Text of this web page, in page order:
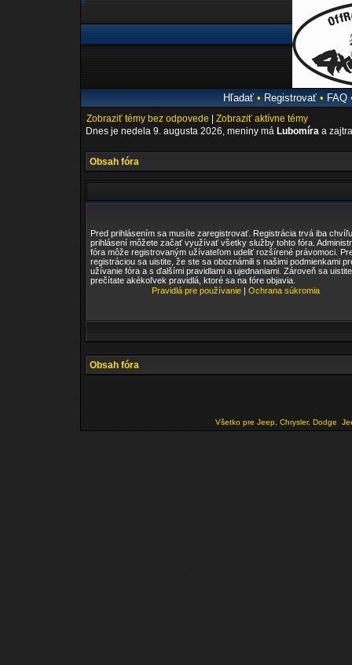
Hľadať• Registrovať• FAQ
Zobraziť témy bez odpovede
Zobraziť aktívne témy
Dnes je nedela 9. augusta 2026, meniny má Lubomíra a
Obsah fóra
Pred prihlásením sa musíte zaregistrovať. Registrácia trvá iba
prihlásení môžete začať využívať všetky služby tohto fóra.
fóra môže registrovaným užívateľom udeliť rozšírené právomoci.
registráciou sa uistite, že ste sa oboznámili s našimi podmienkami
užívanie fóra a s ďalšími pravidlami a ujednaniami. Zároveň sa
prečítate akékoľvek pravidlá, ktoré sa na fóre objavia.
Pravidlá pre používanie| Ochrana súkromia
Obsah fóra
Všetko pre Jeep, Chrysler, Dodge